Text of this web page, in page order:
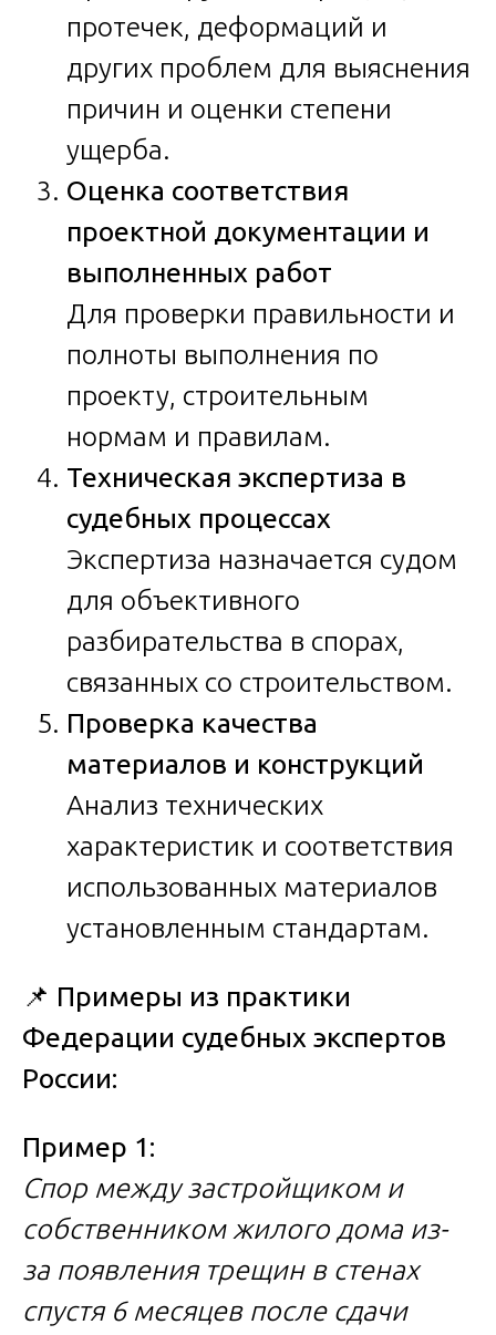
протечек, деформаций и
других проблем для выяснения
причин и оценки степени
ущерба.
Оценка соответствия
проектной документации и
выполненных работ
Для проверки правильности и
полноты выполнения по
проекту, строительным
нормам и правилам.
Техническая экспертиза в
судебных процессах
Экспертиза назначается судом
для объективного
разбирательства в спорах,
связанных со строительством.
Проверка качества
материалов и конструкций
Анализ технических
характеристик и соответствия
использованных материалов
установленным стандартам.
📌 Примеры из практики
Федерации судебных экспертов
России:
Пример 1:
Спор между застройщиком и
собственником жилого дома из-
за появления трещин в стенах
спустя 6 месяцев после сдачи